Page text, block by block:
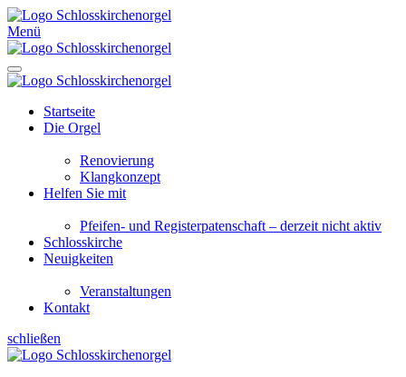
Menü
Startseite
Die Orgel
Renovierung
Klangkonzept
Helfen Sie mit
Pfeifen- und Registerpatenschaft – derzeit nicht aktiv
Schlosskirche
Neuigkeiten
Veranstaltungen
Kontakt
schließen